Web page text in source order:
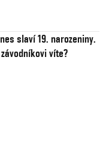
slaví 19. narozeniny.
víte?